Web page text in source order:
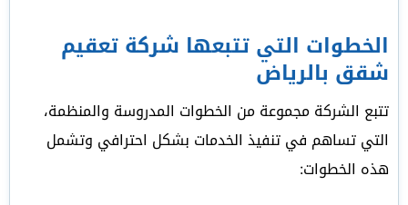
الخطوات التي تتبعها شركة تعقيم
شقق بالرياض
تتبع الشركة مجموعة من الخطوات المدروسة والمنظمة،
التي تساهم في تنفيذ الخدمات بشكل احترافي وتشمل
هذه الخطوات: